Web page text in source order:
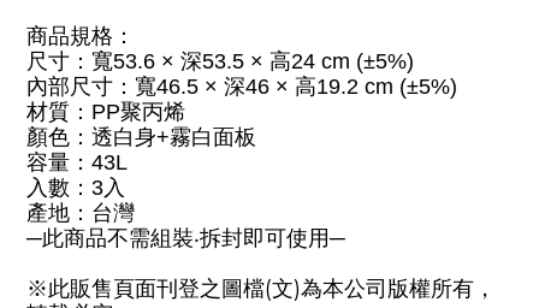
商品規格：
尺寸：寬53.6 × 深53.5 × 高24 cm (±5%)
內部尺寸：寬46.5 × 深46 × 高19.2 cm (±5%)
材質： PP聚丙烯
顏色：透白身+霧白面板
容量： 43L
入數： 3入
產地：台灣
─此商品不需組裝‧拆封即可使用─
※此販售頁面刊登之圖檔(文)為本公司版權所有，